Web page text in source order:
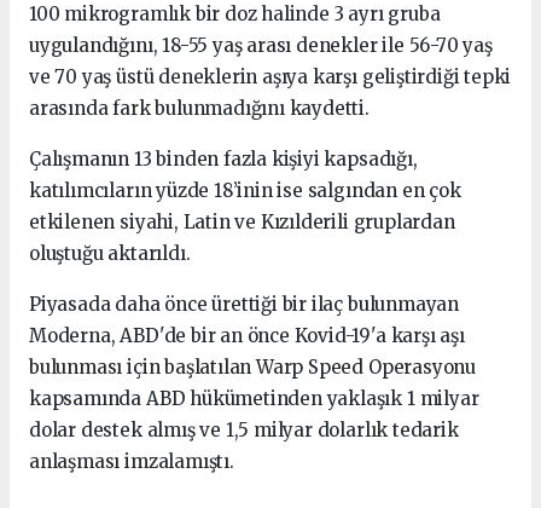
100 mikrogramlık bir doz halinde 3 ayrı gruba
uygulandığını, 18-55 yaş arası denekler ile 56-70 yaş
ve 70 yaş üstü deneklerin aşıya karşı geliştirdiği tepki
arasında fark bulunmadığını kaydetti.
Çalışmanın 13 binden fazla kişiyi kapsadığı,
katılımcıların yüzde 18’inin ise salgından en çok
etkilenen siyahi, Latin ve Kızılderili gruplardan
oluştuğu aktarıldı.
Piyasada daha önce ürettiği bir ilaç bulunmayan
Moderna, ABD'de bir an önce Kovid-19'a karşı aşı
bulunması için başlatılan Warp Speed ​​Operasyonu
kapsamında ABD hükümetinden yaklaşık 1 milyar
dolar destek almış ve 1,5 milyar dolarlık tedarik
anlaşması imzalamıştı.